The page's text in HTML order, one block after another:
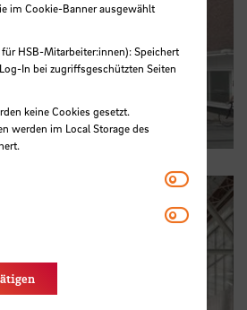
Ökonomie - Park
im Cookie-Banner ausgewählt
HSB-Mitarbeiter:innen): Speichert
In bei zugriffsgeschützten Seiten
keine Cookies gesetzt.
werden im Local Storage des
Matomo
Youtube